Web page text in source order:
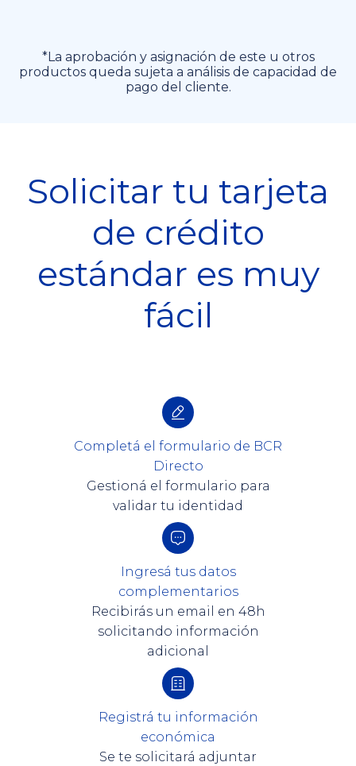
*La aprobación y asignación de este u otros
productos queda sujeta a análisis de capacidad de
pago del cliente.
Solicitar tu tarjeta
de crédito
estándar es muy
fácil
Completá el formulario de BCR
Directo
Gestioná el formulario para
validar tu identidad
Ingresá tus datos
complementarios
Recibirás un email en 48h
solicitando información
adicional
Registrá tu información
económica
Se te solicitará adjuntar